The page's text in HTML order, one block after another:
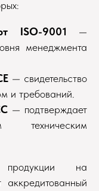
ISO-9001 —
менеджмента
— свидетельство
и требований.
— подтверждает
техническим
продукции на
аккредитованный